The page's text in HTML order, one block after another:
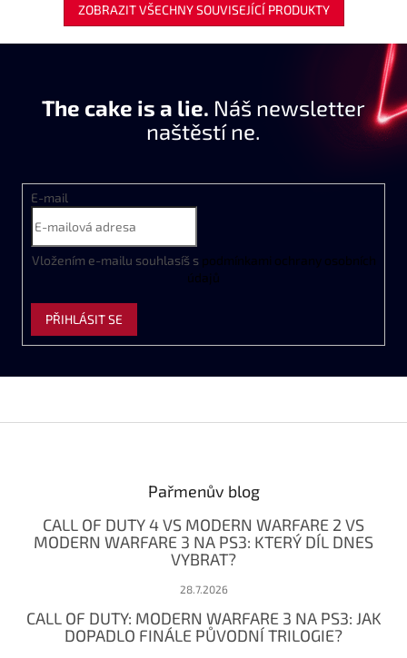
ZOBRAZIT VŠECHNY SOUVISEJÍCÍ PRODUKTY
The cake is a lie. Náš newsletter
naštěstí ne.
E-mail
Vložením e-mailu souhlasíš s podmínkami ochrany osobních
údajů
PŘIHLÁSIT SE
Pařmenův blog
CALL OF DUTY 4 VS MODERN WARFARE 2 VS
MODERN WARFARE 3 NA PS3: KTERÝ DÍL DNES
VYBRAT?
28.7.2026
CALL OF DUTY: MODERN WARFARE 3 NA PS3: JAK
DOPADLO FINÁLE PŮVODNÍ TRILOGIE?